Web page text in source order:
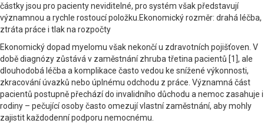
částky jsou pro pacienty neviditelné, pro systém však představují
významnou a rychle rostoucí položku.Ekonomický rozměr: drahá léčba,
ztráta práce i tlak na rozpočty
Ekonomický dopad myelomu však nekončí u zdravotních pojišťoven. V
době diagnózy zůstává v zaměstnání zhruba třetina pacientů [1], ale
dlouhodobá léčba a komplikace často vedou ke snížené výkonnosti,
zkracování úvazků nebo úplnému odchodu z práce. Významná část
pacientů postupně přechází do invalidního důchodu a nemoc zasahuje i
rodiny – pečující osoby často omezují vlastní zaměstnání, aby mohly
zajistit každodenní podporu nemocnému.